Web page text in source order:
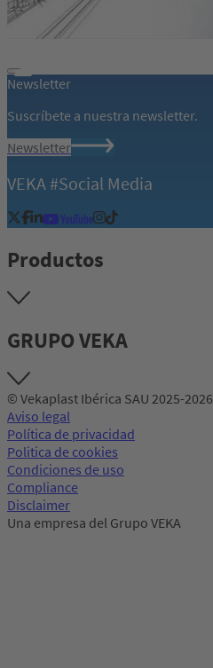
Newsletter
Suscríbete a nuestra newsletter.
Newsletter
VEKA #Social Media
Productos
GRUPO VEKA
© Vekaplast Ibérica SAU 2025-2026
Aviso legal
Política de privacidad
Politica de cookies
Condiciones de uso
Compliance
Disclaimer
Una empresa del Grupo VEKA